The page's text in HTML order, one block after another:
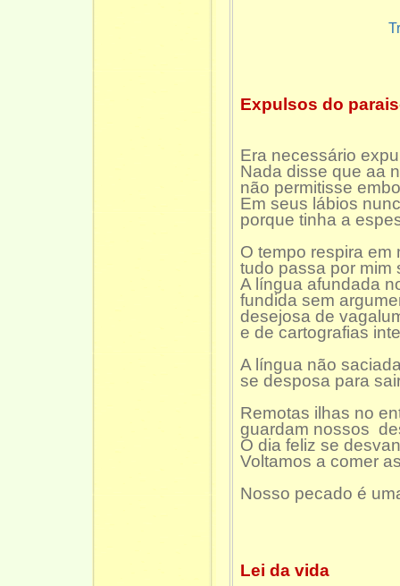
Expulsos do
Era necessário
Nada disse que aa
não permitisse
Em seus lábios
porque tinha a
O tempo respira em
tudo passa por mim
A língua afundada
fundida sem
desejosa de
e de cartografias
A língua não
se desposa para
Remotas ilhas no
guardam nossos
O dia feliz se
Voltamos a comer
Nosso pecado é
Lei da vida